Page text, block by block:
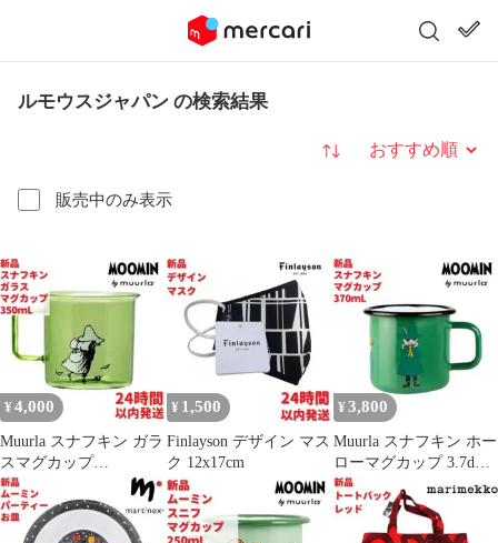
ルモウスジャパン の検索結果
販売中のみ表示
並び替え
¥ 4,000
Muurla スナフキン ガラ
スマグカップ
3.5dL(350mL)
¥ 1,500
Finlayson デザイン マス
ク 12x17cm
¥ 3,800
Muurla スナフキン ホー
ローマグカップ 3.7dL
(370mL)